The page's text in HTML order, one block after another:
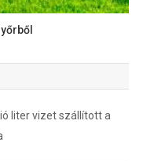
liter vizet szállított a